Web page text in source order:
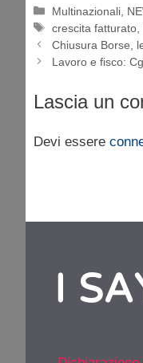
Categorie
Multinazionali
Tag
crescita fatturato
Chiusura Borse,
Lavoro e fisco:
Lascia un
Devi essere